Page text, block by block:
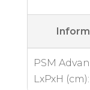
PSM
LxPxH